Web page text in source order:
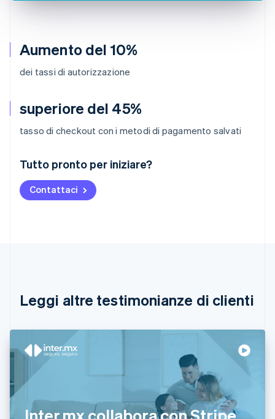
Aumento del 10%
dei tassi di autorizzazione
superiore del 45%
tasso di checkout con i metodi di pagamento salvati
Tutto pronto per iniziare?
Contattaci
Leggi altre testimonianze di clienti
Australia
English
Austria
DeutschEnglish
English Français
Cina continentale
Cipro
English
Croazia
Emirati Arabi Uniti
English